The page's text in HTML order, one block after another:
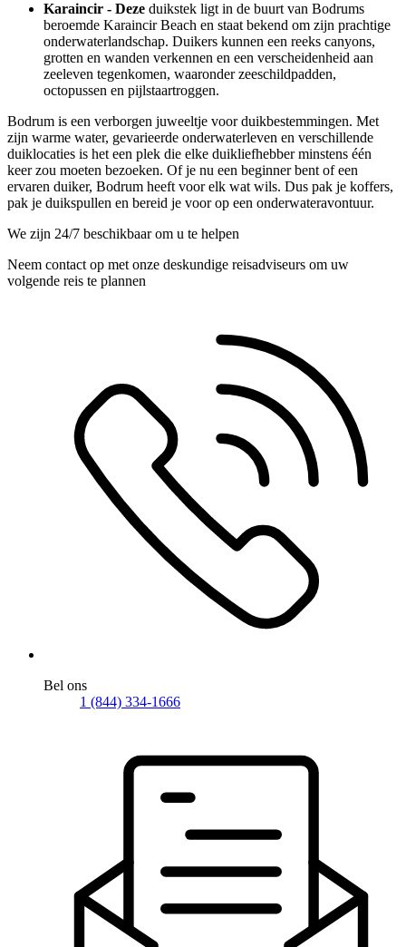
Karaincir - Deze duikstek ligt in de buurt van Bodrums
beroemde Karaincir Beach en staat bekend om zijn prachtige
onderwaterlandschap. Duikers kunnen een reeks canyons,
grotten en wanden verkennen en een verscheidenheid aan
zeeleven tegenkomen, waaronder zeeschildpadden,
octopussen en pijlstaartroggen.
Bodrum is een verborgen juweeltje voor duikbestemmingen. Met
zijn warme water, gevarieerde onderwaterleven en verschillende
duiklocaties is het een plek die elke duikliefhebber minstens één
keer zou moeten bezoeken. Of je nu een beginner bent of een
ervaren duiker, Bodrum heeft voor elk wat wils. Dus pak je koffers,
pak je duikspullen en bereid je voor op een onderwateravontuur.
We zijn 24/7 beschikbaar om u te helpen
Neem contact op met onze deskundige reisadviseurs om uw
volgende reis te plannen
Bel ons
1 (844) 334-1666